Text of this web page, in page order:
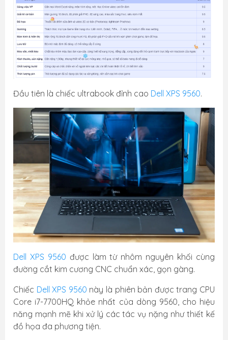
Đầu tiên là chiếc ultrabook đỉnh cao Dell XPS 9560.
Dell XPS 9560 được làm từ nhôm nguyên khối cùng
đường cắt kim cương CNC chuẩn xác, gọn gàng.
Chiếc Dell XPS 9560 này là phiên bản được trang CPU
Core i7-7700HQ khỏe nhất của dòng 9560, cho hiệu
năng mạnh mẽ khi xử lý các tác vụ nặng như thiết kế
đồ họa đa phương tiện.